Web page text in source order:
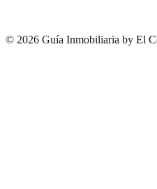
© 2026 Guía Inmobiliaria by El